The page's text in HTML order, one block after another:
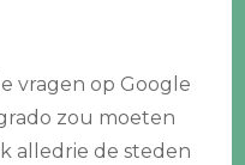
vragen op Google
zou moeten
alledrie de steden